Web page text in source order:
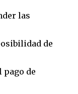
las
de
pago de